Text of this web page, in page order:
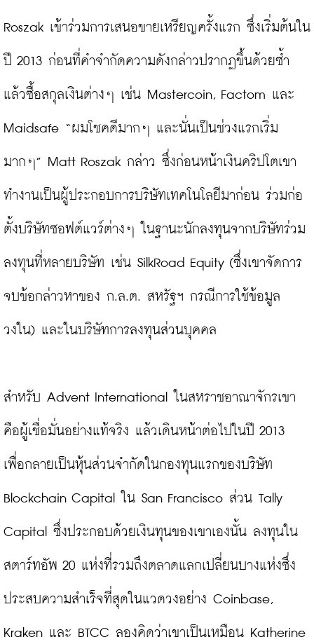
Roszak เข้าร่วมการเสนอขายเหรียญครั้งแรก ซึ่งเริ่มต้นใน
ปี 2013 ก่อนที่คำจำกัดความดังกล่าวปรากฏขึ้นด้วยซ้ำ
แล้วซื้อสกุลเงินต่างๆ เช่น Mastercoin, Factom และ
Maidsafe “ผมโชคดีมากๆ และนั่นเป็นช่วงแรกเริ่ม
มากๆ” Matt Roszak กล่าว ซึ่งก่อนหน้าเงินคริปโตเขา
ทำงานเป็นผู้ประกอบการบริษัทเทคโนโลยีมาก่อน ร่วมก่อ
ตั้งบริษัทซอฟต์แวร์ต่างๆ ในฐานะนักลงทุนจากบริษัทร่วม
ลงทุนที่หลายบริษัท เช่น SilkRoad Equity (ซึ่งเขาจัดการ
จบข้อกล่าวหาของ ก.ล.ต. สหรัฐฯ กรณีการใช้ข้อมูล
วงใน) และในบริษัทการลงทุนส่วนบุคคล
สำหรับ Advent International ในสหราชอาณาจักรเขา
คือผู้เชื่อมั่นอย่างแท้จริง แล้วเดินหน้าต่อไปในปี 2013
เพื่อกลายเป็นหุ้นส่วนจำกัดในกองทุนแรกของบริษัท
Blockchain Capital ใน San Francisco ส่วน Tally
Capital ซึ่งประกอบด้วยเงินทุนของเขาเองนั้น ลงทุนใน
สตาร์ทอัพ 20 แห่งที่รวมถึงตลาดแลกเปลี่ยนบางแห่งซึ่ง
ประสบความสำเร็จที่สุดในแวดวงอย่าง Coinbase,
Kraken และ BTCC ลองคิดว่าเขาเป็นเหมือน Katherine